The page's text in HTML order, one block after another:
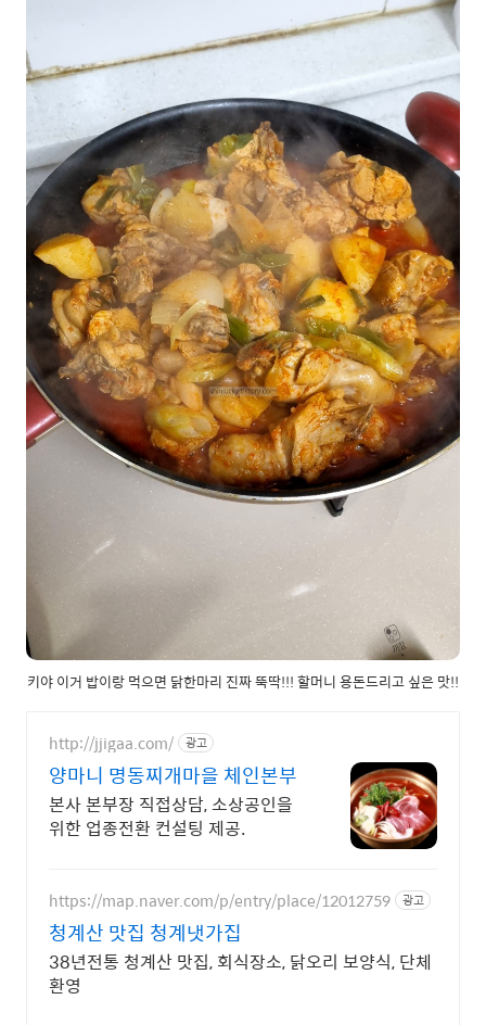
키야 이거 밥이랑 먹으면 닭한마리 진짜 뚝딱!!! 할머니 용돈드리고 싶은 맛!!
http://jjigaa.com/ 광고
양마니 명동찌개마을 체인본부
본사 본부장 직접상담, 소상공인을
위한 업종전환 컨설팅 제공.
https://map.naver.com/p/entry/place/12012759 광고
청계산 맛집 청계냇가집
38년전통 청계산 맛집, 회식장소, 닭오리 보양식, 단체
환영